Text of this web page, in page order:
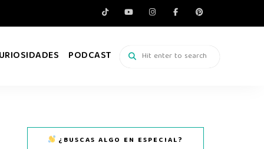
PODCAST
¿BUSCAS ALGO EN ESPECIAL?